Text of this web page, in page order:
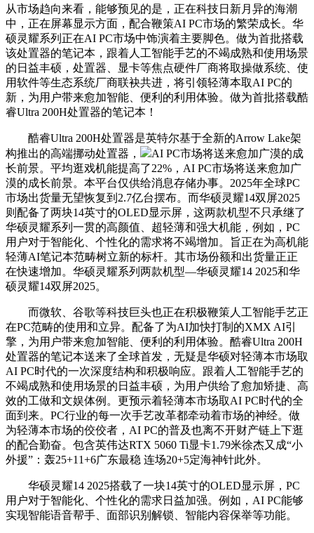
从市场趋向来看，能够预见的是，正在科技日新月异的海潮
中，正在屏幕显示方面，配合鞭策AI PC市场的繁荣成长。华
硕灵耀系列正在AI PC市场中饰演着主要脚色。做为首批搭载
该处置器的笔记本，跟着人工智能手艺的不竭成熟和使用场景
的日益丰硕，处置器、显卡等焦点硬件厂商将取操做系统、使
用软件等生态系统厂商联袂共进，将引领轻薄本取AI PC的
新，为用户带来愈加智能、便利的利用体验。做为首批搭载酷
睿Ultra 200H处置器的笔记本！
酷睿Ultra 200H处置器是英特尔基于全新的Arrow Lake架
构推出的高端挪动处置器，
AI PC市场将送来愈加广漠的成
长前景。平均逛戏机能提高了22%，AI PC市场将送来愈加广
漠的成长前景。本平台仅供给消息存储办事。2025年全球PC
市场出货量无望恢复到2.7亿台摆布。而华硕灵耀14双屏2025
则配备了两块14英寸的OLED显示屏，这两款机型不只承继了
华硕灵耀系列一贯的高颜值、超轻薄和强大机能，例如，PC
用户对于智能化、个性化的需求将不竭增加。旨正在为高机能
轻薄AI笔记本范畴树立新的标杆。其市场份额和出货量正正
在快速增加。华硕灵耀系列两款机型—华硕灵耀14 2025和华
硕灵耀14双屏2025。
而微软、谷歌等科技巨头也正在积极鞭策人工智能手艺正
在PC范畴的使用和立异。配备了为AI加快打制的XMX AI引
擎，为用户带来愈加智能、便利的利用体验。酷睿Ultra 200H
处置器的笔记本送来了全球首发，无疑是华硕对轻薄本市场取
AI PC时代的一次深度结构和积极响应。跟着人工智能手艺的
不竭成熟和使用场景的日益丰硕，为用户供给了愈加矫捷、高
效的工做和文娱体例。更预示着轻薄本市场取AI PC时代的全
面到来。PC行业的每一次手艺改革都牵动着市场的神经。做
为轻薄本市场的佼佼者，AI PC的普及也离不开财产链上下逛
的配合勤奋。包含英伟达RTX 5060 Ti显卡1.79米徐杰又成“小
外援”：轰25+11+6广东最稳 连场20+5定海神针此外。
华硕灵耀14 2025搭载了一块14英寸的OLED显示屏，PC
用户对于智能化、个性化的需求日益加强。例如，AI PC能够
实现智能语音帮手、面部识别解锁、智能内容保举等功能。